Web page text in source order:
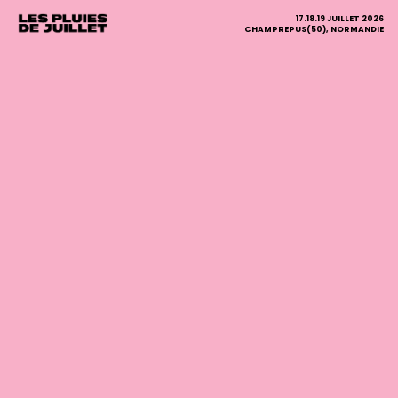
17.18.19 JUILLET 2026
CHAMPREPUS(50), NORMANDIE